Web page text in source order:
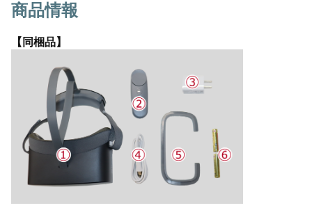
商品情報
【同梱品】